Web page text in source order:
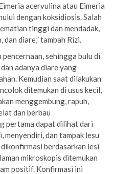
acervulina atau Eimeria
dengan koksidiosis. Salah
tinggi dan mendadak,
diare,” tambah Rizi.
pencernaan, sehingga bulu di
adanya diare yang
Kemudian saat dilakukan
ditemukan di usus kecil,
menggembung, rapuh,
dan berbau
pertama dapat dilihat dari
menyendiri, dan tampak lesu
berdasarkan lesi
mikroskopis ditemukan
positif. Konfirmasi ini